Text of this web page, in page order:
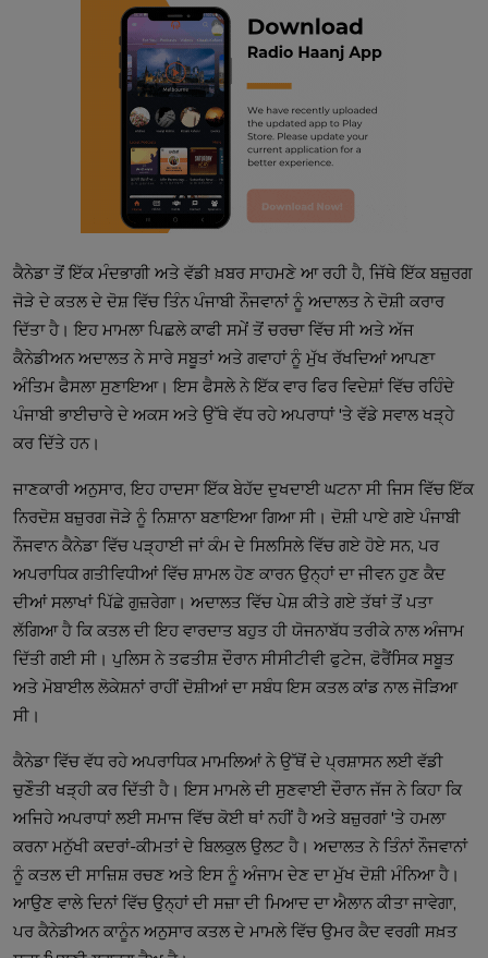
ਕੈਨੇਡਾ ਤੋਂ ਇੱਕ ਮੰਦਭਾਗੀ ਅਤੇ ਵੱਡੀ ਖ਼ਬਰ ਸਾਹਮਣੇ ਆ ਰਹੀ ਹੈ, ਜਿੱਥੇ ਇੱਕ ਬਜ਼ੁਰਗ
ਜੋੜੇ ਦੇ ਕਤਲ ਦੇ ਦੋਸ਼ ਵਿੱਚ ਤਿੰਨ ਪੰਜਾਬੀ ਨੌਜਵਾਨਾਂ ਨੂੰ ਅਦਾਲਤ ਨੇ ਦੋਸ਼ੀ ਕਰਾਰ
ਦਿੱਤਾ ਹੈ। ਇਹ ਮਾਮਲਾ ਪਿਛਲੇ ਕਾਫੀ ਸਮੇਂ ਤੋਂ ਚਰਚਾ ਵਿੱਚ ਸੀ ਅਤੇ ਅੱਜ
ਕੈਨੇਡੀਅਨ ਅਦਾਲਤ ਨੇ ਸਾਰੇ ਸਬੂਤਾਂ ਅਤੇ ਗਵਾਹਾਂ ਨੂੰ ਮੁੱਖ ਰੱਖਦਿਆਂ ਆਪਣਾ
ਅੰਤਿਮ ਫੈਸਲਾ ਸੁਣਾਇਆ। ਇਸ ਫੈਸਲੇ ਨੇ ਇੱਕ ਵਾਰ ਫਿਰ ਵਿਦੇਸ਼ਾਂ ਵਿੱਚ ਰਹਿੰਦੇ
ਪੰਜਾਬੀ ਭਾਈਚਾਰੇ ਦੇ ਅਕਸ ਅਤੇ ਉੱਥੇ ਵੱਧ ਰਹੇ ਅਪਰਾਧਾਂ 'ਤੇ ਵੱਡੇ ਸਵਾਲ ਖੜ੍ਹੇ
ਕਰ ਦਿੱਤੇ ਹਨ।
ਜਾਣਕਾਰੀ ਅਨੁਸਾਰ, ਇਹ ਹਾਦਸਾ ਇੱਕ ਬੇਹੱਦ ਦੁਖਦਾਈ ਘਟਨਾ ਸੀ ਜਿਸ ਵਿੱਚ ਇੱਕ
ਨਿਰਦੋਸ਼ ਬਜ਼ੁਰਗ ਜੋੜੇ ਨੂੰ ਨਿਸ਼ਾਨਾ ਬਣਾਇਆ ਗਿਆ ਸੀ। ਦੋਸ਼ੀ ਪਾਏ ਗਏ ਪੰਜਾਬੀ
ਨੌਜਵਾਨ ਕੈਨੇਡਾ ਵਿੱਚ ਪੜ੍ਹਾਈ ਜਾਂ ਕੰਮ ਦੇ ਸਿਲਸਿਲੇ ਵਿੱਚ ਗਏ ਹੋਏ ਸਨ, ਪਰ
ਅਪਰਾਧਿਕ ਗਤੀਵਿਧੀਆਂ ਵਿੱਚ ਸ਼ਾਮਲ ਹੋਣ ਕਾਰਨ ਉਨ੍ਹਾਂ ਦਾ ਜੀਵਨ ਹੁਣ ਕੈਦ
ਦੀਆਂ ਸਲਾਖਾਂ ਪਿੱਛੇ ਗੁਜ਼ਰੇਗਾ। ਅਦਾਲਤ ਵਿੱਚ ਪੇਸ਼ ਕੀਤੇ ਗਏ ਤੱਥਾਂ ਤੋਂ ਪਤਾ
ਲੱਗਿਆ ਹੈ ਕਿ ਕਤਲ ਦੀ ਇਹ ਵਾਰਦਾਤ ਬਹੁਤ ਹੀ ਯੋਜਨਾਬੱਧ ਤਰੀਕੇ ਨਾਲ ਅੰਜਾਮ
ਦਿੱਤੀ ਗਈ ਸੀ। ਪੁਲਿਸ ਨੇ ਤਫਤੀਸ਼ ਦੌਰਾਨ ਸੀਸੀਟੀਵੀ ਫੁਟੇਜ, ਫੋਰੈਂਸਿਕ ਸਬੂਤ
ਅਤੇ ਮੋਬਾਈਲ ਲੋਕੇਸ਼ਨਾਂ ਰਾਹੀਂ ਦੋਸ਼ੀਆਂ ਦਾ ਸਬੰਧ ਇਸ ਕਤਲ ਕਾਂਡ ਨਾਲ ਜੋੜਿਆ
ਸੀ।
ਕੈਨੇਡਾ ਵਿੱਚ ਵੱਧ ਰਹੇ ਅਪਰਾਧਿਕ ਮਾਮਲਿਆਂ ਨੇ ਉੱਥੋਂ ਦੇ ਪ੍ਰਸ਼ਾਸਨ ਲਈ ਵੱਡੀ
ਚੁਣੌਤੀ ਖੜ੍ਹੀ ਕਰ ਦਿੱਤੀ ਹੈ। ਇਸ ਮਾਮਲੇ ਦੀ ਸੁਣਵਾਈ ਦੌਰਾਨ ਜੱਜ ਨੇ ਕਿਹਾ ਕਿ
ਅਜਿਹੇ ਅਪਰਾਧਾਂ ਲਈ ਸਮਾਜ ਵਿੱਚ ਕੋਈ ਥਾਂ ਨਹੀਂ ਹੈ ਅਤੇ ਬਜ਼ੁਰਗਾਂ 'ਤੇ ਹਮਲਾ
ਕਰਨਾ ਮਨੁੱਖੀ ਕਦਰਾਂ-ਕੀਮਤਾਂ ਦੇ ਬਿਲਕੁਲ ਉਲਟ ਹੈ। ਅਦਾਲਤ ਨੇ ਤਿੰਨਾਂ ਨੌਜਵਾਨਾਂ
ਨੂੰ ਕਤਲ ਦੀ ਸਾਜ਼ਿਸ਼ ਰਚਣ ਅਤੇ ਇਸ ਨੂੰ ਅੰਜਾਮ ਦੇਣ ਦਾ ਮੁੱਖ ਦੋਸ਼ੀ ਮੰਨਿਆ ਹੈ।
ਆਉਣ ਵਾਲੇ ਦਿਨਾਂ ਵਿੱਚ ਉਨ੍ਹਾਂ ਦੀ ਸਜ਼ਾ ਦੀ ਮਿਆਦ ਦਾ ਐਲਾਨ ਕੀਤਾ ਜਾਵੇਗਾ,
ਪਰ ਕੈਨੇਡੀਅਨ ਕਾਨੂੰਨ ਅਨੁਸਾਰ ਕਤਲ ਦੇ ਮਾਮਲੇ ਵਿੱਚ ਉਮਰ ਕੈਦ ਵਰਗੀ ਸਖ਼ਤ